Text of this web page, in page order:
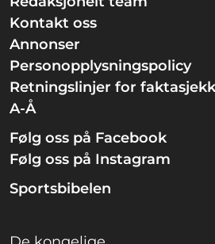
Kontakt oss
Annonser
Personopplysningspolicy
Retningslinjer for
A-Å
Følg oss på Facebook
Følg oss på Instagram
Sportsbibelen